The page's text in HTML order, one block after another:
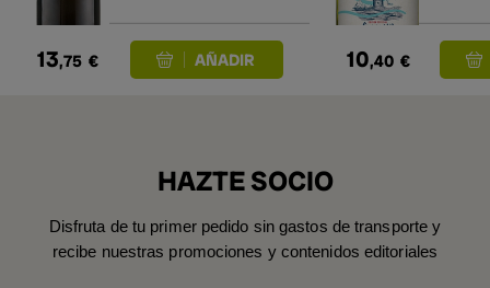
13,75 € 10,40 €
HAZTE SOCIO
Disfruta de tu primer pedido sin gastos de transporte y
recibe nuestras promociones y contenidos editoriales